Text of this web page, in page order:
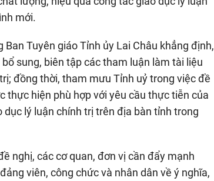
mới.
Tuyên giáo Tỉnh ủy Lai Châu khẳng định,
sung, biên tập các tham luận làm tài liệu
đồng thời, tham mưu Tỉnh uỷ trong việc đề
thực hiện phù hợp với yêu cầu thực tiễn của
lý luận chính trị trên địa bàn tỉnh trong
nghị, các cơ quan, đơn vị cần đẩy mạnh
viên, công chức và nhân dân về ý nghĩa,